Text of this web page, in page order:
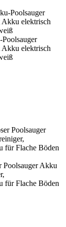
elektrisch
Akku
für Flache Böden